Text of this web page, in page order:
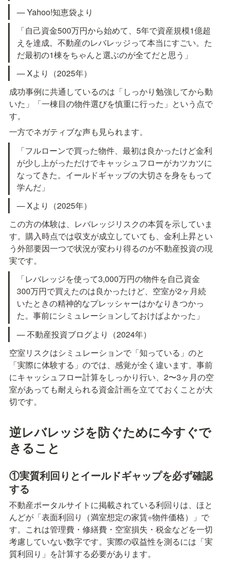
— Yahoo!知恵袋より
「自己資金500万円から始めて、5年で資産規模1億超
えを達成。不動産のレバレッジって本当にすごい。た
だ最初の1棟をちゃんと選ぶのが全てだと思う」
— Xより（2025年）
成功事例に共通しているのは「しっかり勉強してから動
いた」「一棟目の物件選びを慎重に行った」という点で
す。
一方でネガティブな声も見られます。
「フルローンで買った物件、最初は良かったけど金利
が少し上がっただけでキャッシュフローがカツカツに
なってきた。イールドギャップの大切さを身をもって
学んだ」
— Xより（2025年）
この方の体験は、レバレッジリスクの本質を示していま
す。購入時点では収支が成立していても、金利上昇とい
う外部要因一つで状況が変わり得るのが不動産投資の現
実です。
「レバレッジを使って3,000万円の物件を自己資金
300万円で買えたのは良かったけど、空室が2ヶ月続
いたときの精神的なプレッシャーはかなりきつかっ
た。事前にシミュレーションしておけばよかった」
— 不動産投資ブログより（2024年）
空室リスクはシミュレーションで「知っている」のと
「実際に体験する」のでは、感覚が全く違います。事前
にキャッシュフロー計算をしっかり行い、2〜3ヶ月の空
室があっても耐えられる資金計画を立てておくことが大
切です。
逆レバレッジを防ぐために今すぐで
きること
①実質利回りとイールドギャップを必ず確認
する
不動産ポータルサイトに掲載されている利回りは、ほと
んどが「表面利回り（満室想定の家賃÷物件価格）」で
す。これは管理費・修繕費・空室損失・税金などを一切
考慮していない数字です。実際の収益性を測るには「実
質利回り」を計算する必要があります。